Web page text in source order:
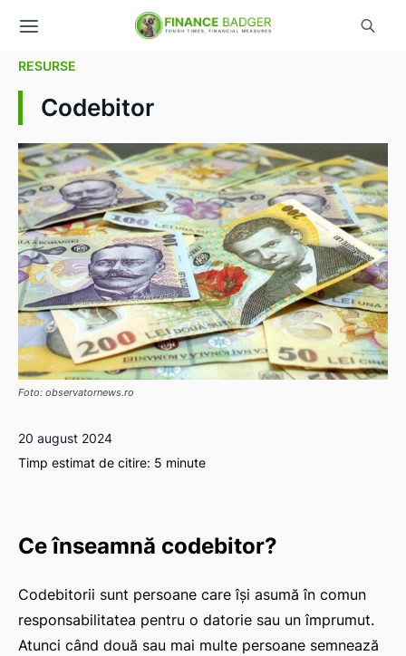
RESURSE
Codebitor
Foto: observatornews.ro
20 august 2024
Timp estimat de citire: 5 minute
Ce înseamnă codebitor?
Codebitorii sunt persoane care își asumă în comun
responsabilitatea pentru o datorie sau un împrumut.
Atunci când două sau mai multe persoane semnează